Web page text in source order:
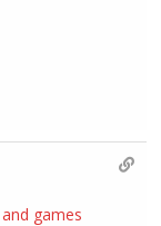
games